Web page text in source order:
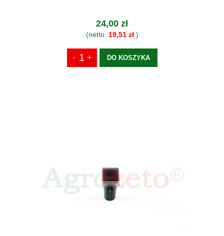
24,00 zł
(netto: 19,51 zł)
DO KOSZYKA